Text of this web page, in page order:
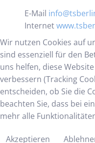
E-Mail
Internet
Wir nutzen Cookies auf
sind essenziell für den
uns helfen, diese
verbessern (Tracking
entscheiden, ob Sie die
beachten Sie, dass bei
mehr alle
Akzeptieren